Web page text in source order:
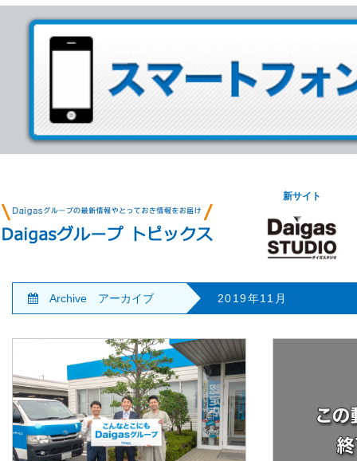
新サイト
Archive アーカイブ 2019年11月